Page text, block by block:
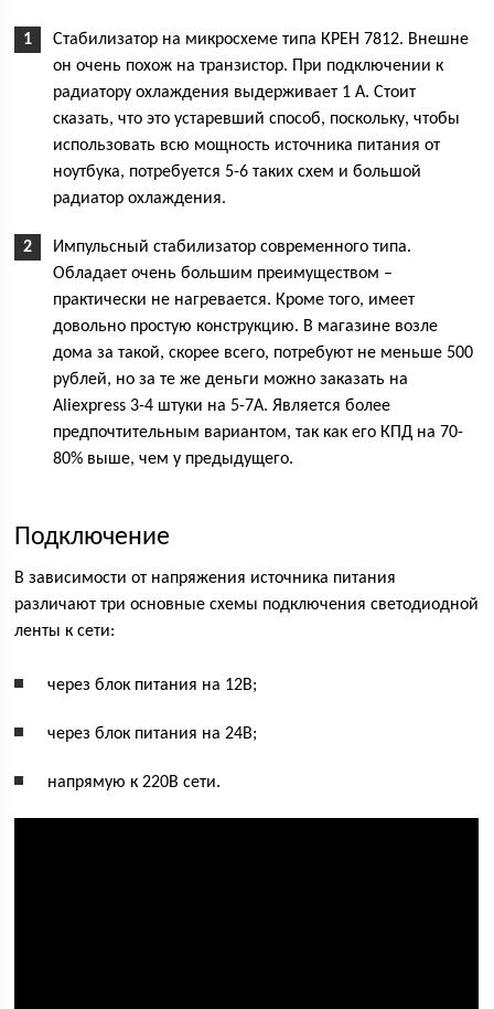
Стабилизатор на микросхеме типа КРЕН 7812. Внешне
он очень похож на транзистор. При подключении к
радиатору охлаждения выдерживает 1 А. Стоит
сказать, что это устаревший способ, поскольку, чтобы
использовать всю мощность источника питания от
ноутбука, потребуется 5-6 таких схем и большой
радиатор охлаждения.
Импульсный стабилизатор современного типа.
Обладает очень большим преимуществом –
практически не нагревается. Кроме того, имеет
довольно простую конструкцию. В магазине возле
дома за такой, скорее всего, потребуют не меньше 500
рублей, но за те же деньги можно заказать на
Aliexpress 3-4 штуки на 5-7А. Является более
предпочтительным вариантом, так как его КПД на 70-
80% выше, чем у предыдущего.
Подключение
В зависимости от напряжения источника питания
различают три основные схемы подключения светодиодной
ленты к сети:
через блок питания на 12В;
через блок питания на 24В;
напрямую к 220В сети.